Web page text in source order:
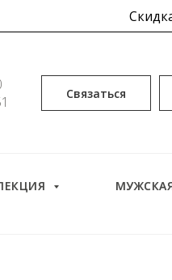
10% на первый заказ
Связаться